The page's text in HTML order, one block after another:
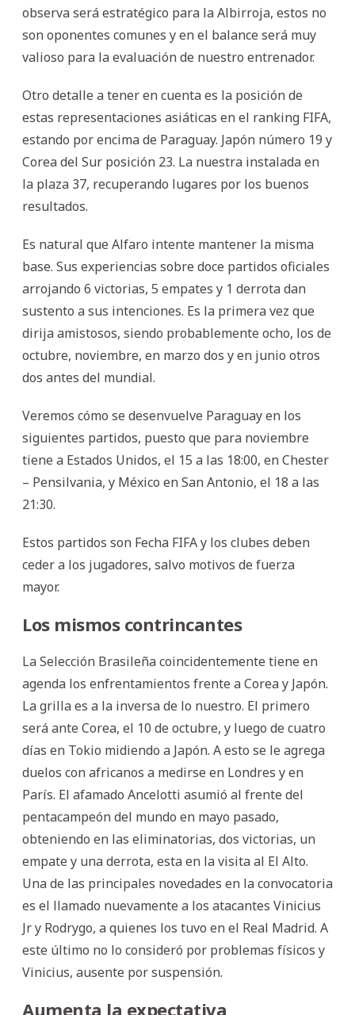
observa será estratégico para la Albirroja, estos no
son oponentes comunes y en el balance será muy
valioso para la evaluación de nuestro entrenador.
Otro detalle a tener en cuenta es la posición de
estas representaciones asiáticas en el ranking FIFA,
estando por encima de Paraguay. Japón número 19 y
Corea del Sur posición 23. La nuestra instalada en
la plaza 37, recuperando lugares por los buenos
resultados.
Es natural que Alfaro intente mantener la misma
base. Sus experiencias sobre doce partidos oficiales
arrojando 6 victorias, 5 empates y 1 derrota dan
sustento a sus intenciones. Es la primera vez que
dirija amistosos, siendo probablemente ocho, los de
octubre, noviembre, en marzo dos y en junio otros
dos antes del mundial.
Veremos cómo se desenvuelve Paraguay en los
siguientes partidos, puesto que para noviembre
tiene a Estados Unidos, el 15 a las 18:00, en Chester
– Pensilvania, y México en San Antonio, el 18 a las
21:30.
Estos partidos son Fecha FIFA y los clubes deben
ceder a los jugadores, salvo motivos de fuerza
mayor.
Los mismos contrincantes
La Selección Brasileña coincidentemente tiene en
agenda los enfrentamientos frente a Corea y Japón.
La grilla es a la inversa de lo nuestro. El primero
será ante Corea, el 10 de octubre, y luego de cuatro
días en Tokio midiendo a Japón. A esto se le agrega
duelos con africanos a medirse en Londres y en
París. El afamado Ancelotti asumió al frente del
pentacampeón del mundo en mayo pasado,
obteniendo en las eliminatorias, dos victorias, un
empate y una derrota, esta en la visita al El Alto.
Una de las principales novedades en la convocatoria
es el llamado nuevamente a los atacantes Vinicius
Jr y Rodrygo, a quienes los tuvo en el Real Madrid. A
este último no lo consideró por problemas físicos y
Vinicius, ausente por suspensión.
Aumenta la expectativa